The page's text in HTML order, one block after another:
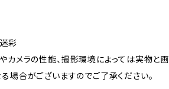
彩
カメラの性能、撮影環境によっては実物と画
場合がございますのでご了承ください。